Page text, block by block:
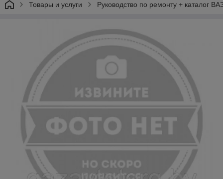
Товары и услуги Руководство по ремонту + каталог